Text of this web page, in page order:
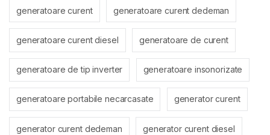
generatoare curent generatoare curent dedeman
generatoare curent diesel generatoare de curent
generatoare de tip inverter generatoare insonorizate
generatoare portabile necarcasate generator curent
generator curent dedeman generator curent diesel